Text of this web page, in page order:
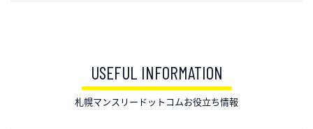
USEFUL INFORMATION
札幌マンスリードットコムお役立ち情報